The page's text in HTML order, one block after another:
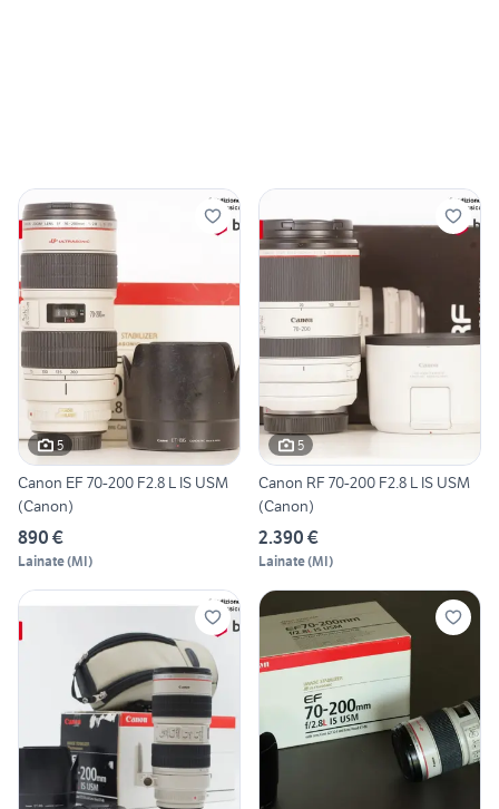
5
Canon EF 70-200 F2.8 L IS USM
(Canon)
890 €
Lainate(MI)
5
Canon RF 70-200 F2.8 L IS USM
(Canon)
2.390 €
Lainate(MI)